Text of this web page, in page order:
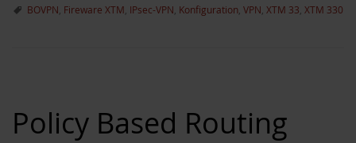
BOVPN, Fireware XTM, IPsec-VPN, Konfiguration, VPN, XTM 33, XTM 330
Policy Based Routing